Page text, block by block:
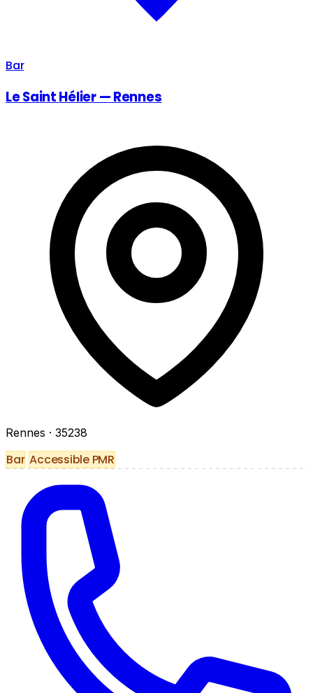
Bar
Le Saint Hélier — Rennes
Rennes · 35238
Bar Accessible PMR